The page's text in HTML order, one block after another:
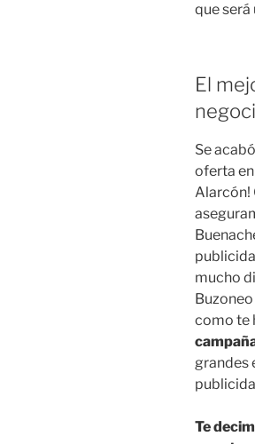
que será
El
Se
oferta
Alarcón!
mucho
como te
grandes
Te